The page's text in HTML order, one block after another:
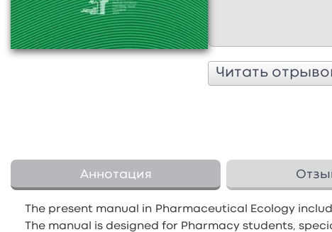
Читать
Аннотация
The present manual in Pharmaceutical Ecology
The manual is designed for Pharmacy students,